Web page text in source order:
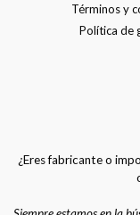
Términos y
Política de
¿Eres fabricante o